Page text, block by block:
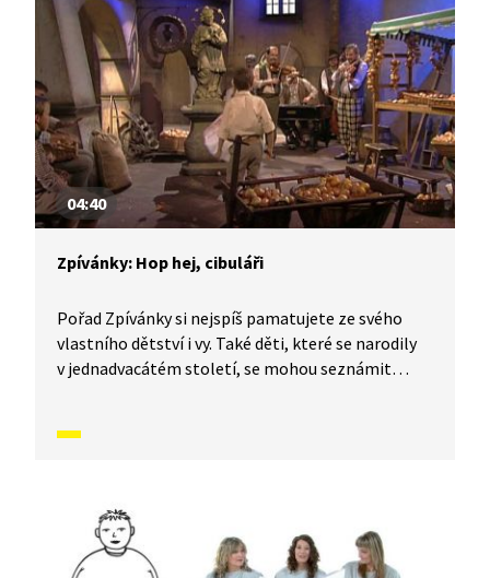
04:40
Zpívánky: Hop hej, cibuláři
Pořad Zpívánky si nejspíš pamatujete ze svého
vlastního dětství i vy. Také děti, které se narodily
v jednadvacátém století, se mohou seznámit
příbězích představíme písničky i dobový kontext,